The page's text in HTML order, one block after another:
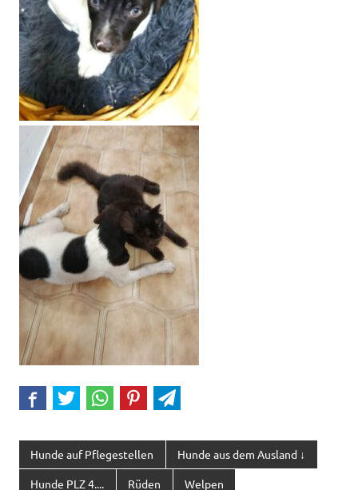
Hunde auf Pflegestellen Hunde aus dem Ausland ↓
Hunde PLZ 4.... Rüden Welpen